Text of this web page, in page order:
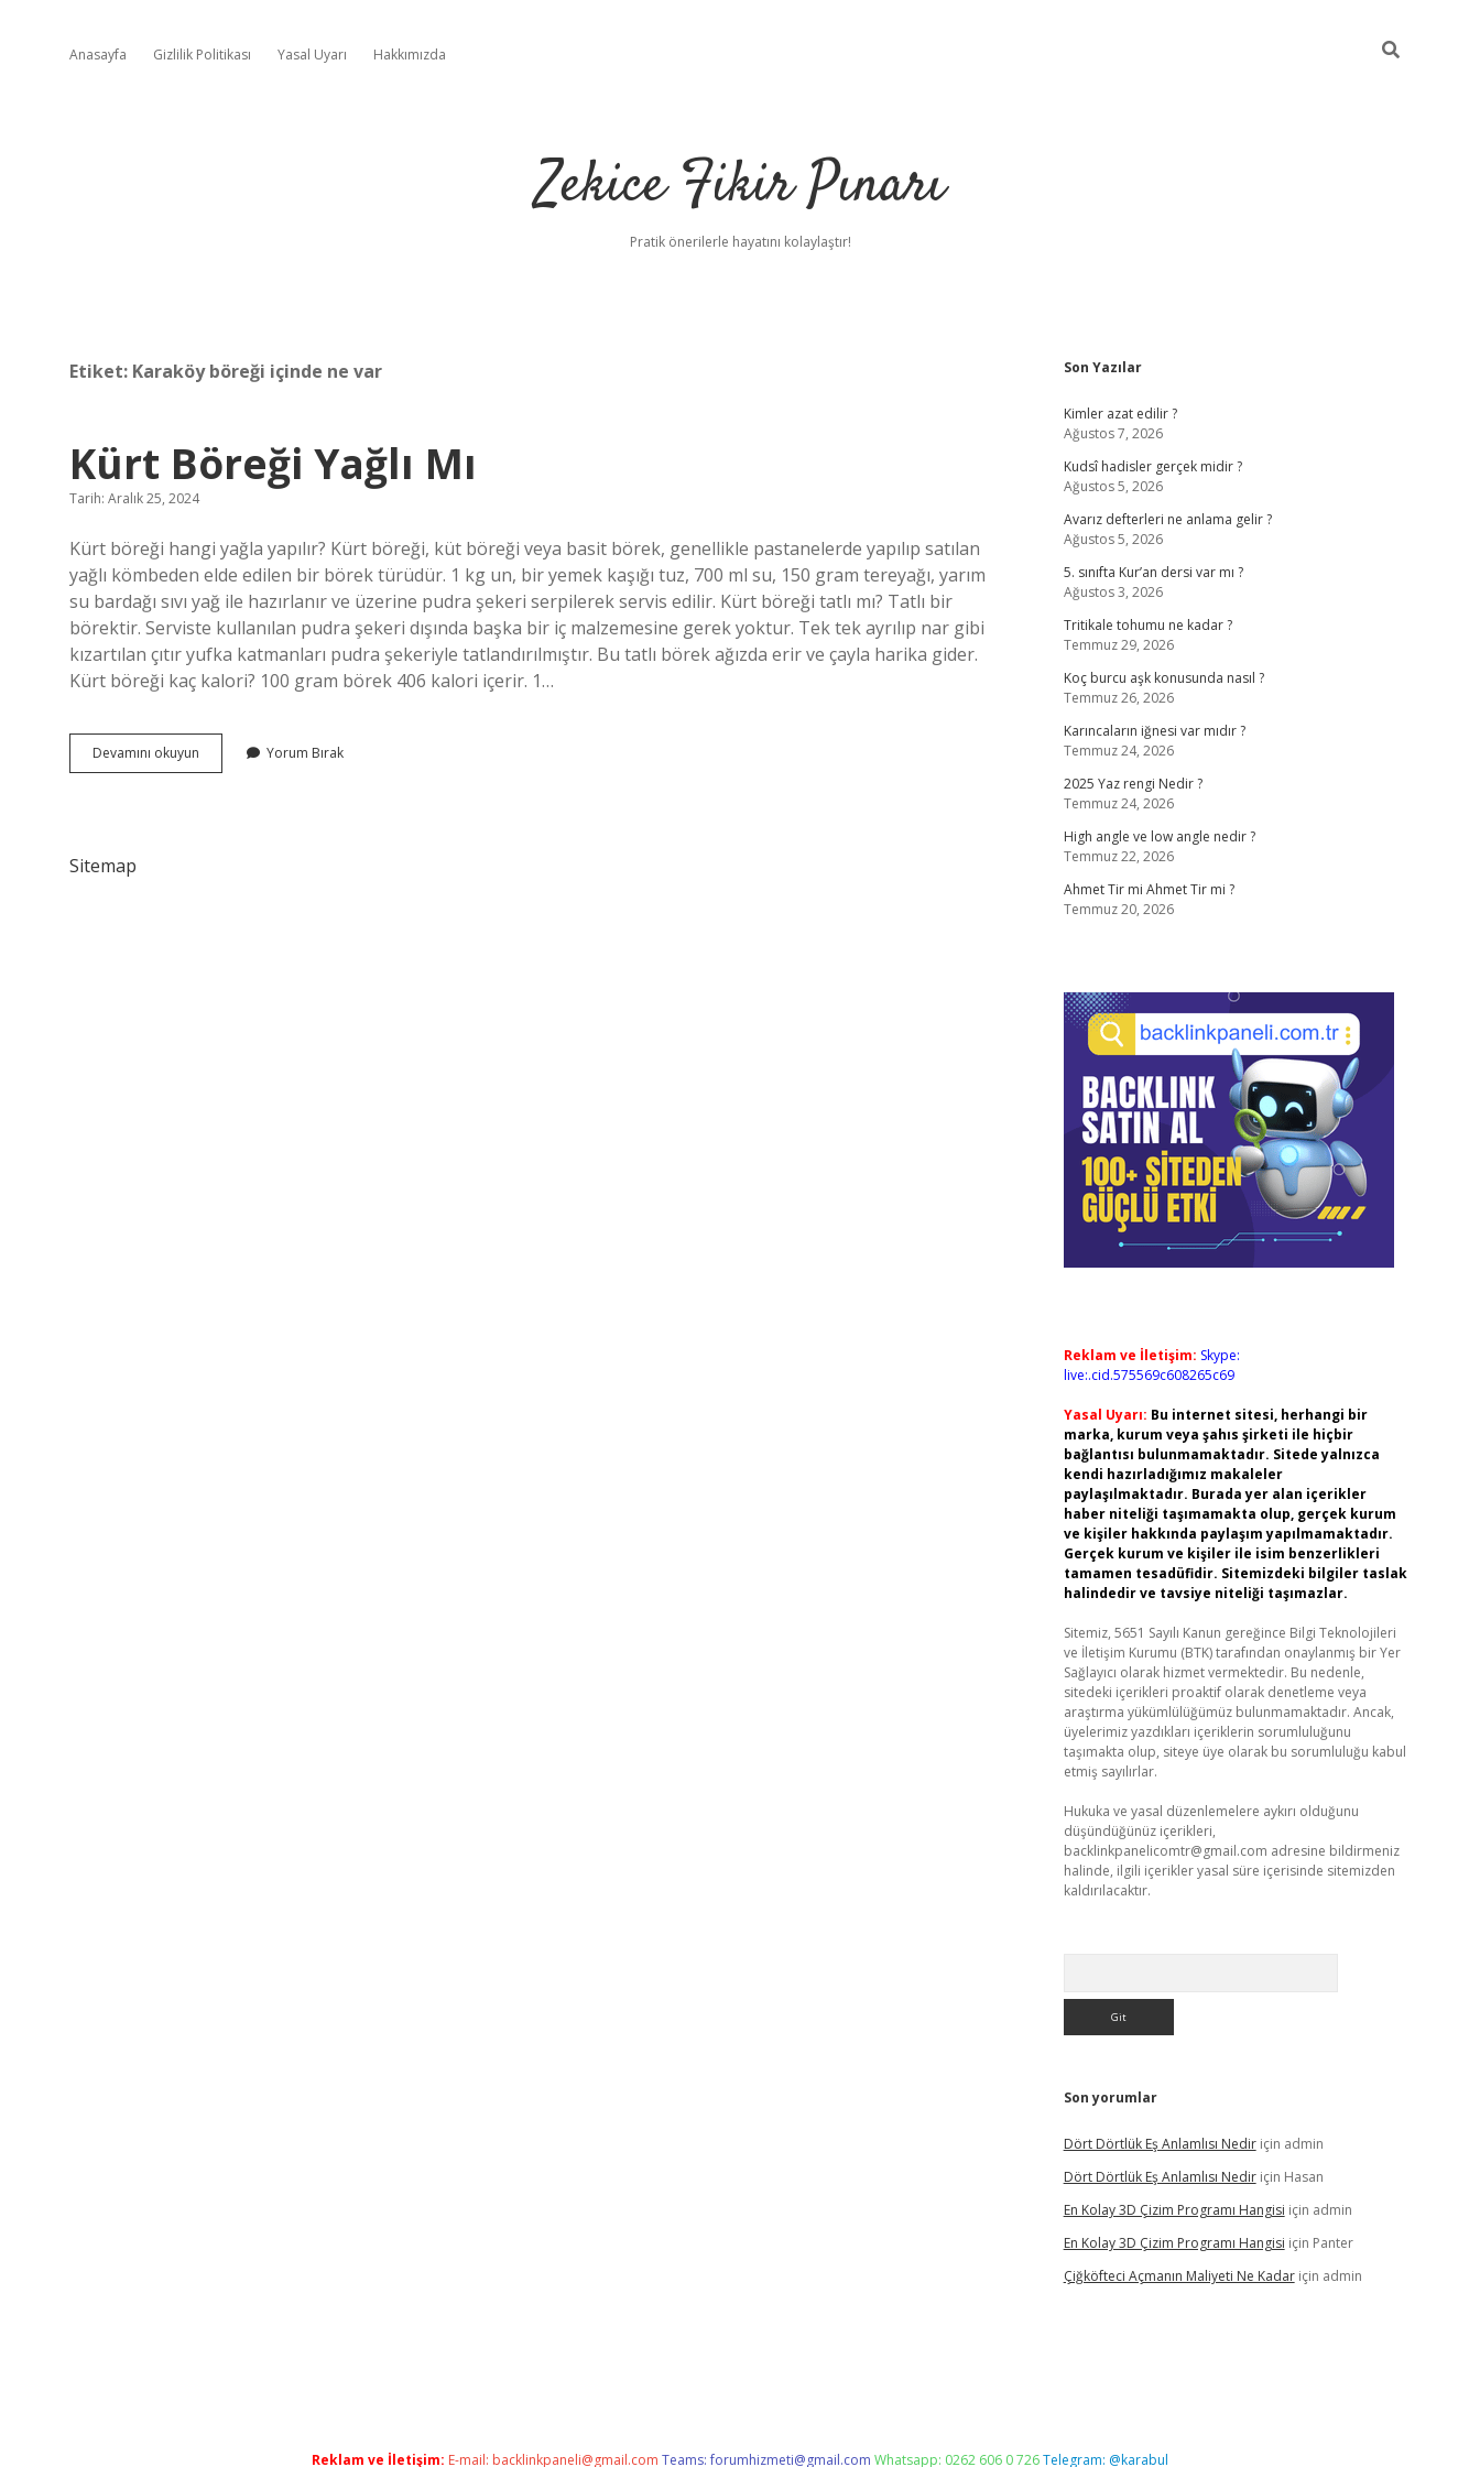
Anasayfa Gizlilik Politikası Yasal Uyarı Hakkımızda
Zekice Fikir Pınarı
Pratik önerilerle hayatını kolaylaştır!
Etiket: Karaköy böreği içinde ne var
Kürt Böreği Yağlı Mı
Tarih: Aralık 25, 2024
Kürt böreği hangi yağla yapılır? Kürt böreği, küt böreği veya basit börek, genellikle pastanelerde yapılıp satılan
yağlı kömbeden elde edilen bir börek türüdür. 1 kg un, bir yemek kaşığı tuz, 700 ml su, 150 gram tereyağı, yarım
su bardağı sıvı yağ ile hazırlanır ve üzerine pudra şekeri serpilerek servis edilir. Kürt böreği tatlı mı? Tatlı bir
börektir. Serviste kullanılan pudra şekeri dışında başka bir iç malzemesine gerek yoktur. Tek tek ayrılıp nar gibi
kızartılan çıtır yufka katmanları pudra şekeriyle tatlandırılmıştır. Bu tatlı börek ağızda erir ve çayla harika gider.
Kürt böreği kaç kalori? 100 gram börek 406 kalori içerir. 1…
Devamını okuyun
Böreği
Yorum Bırak
Sitemap
Sidebar
Son Yazılar
Kimler azat edilir ?
Ağustos 7, 2026
Kudsî hadisler gerçek midir ?
Ağustos 5, 2026
Avarız defterleri ne anlama gelir ?
Ağustos 5, 2026
5. sınıfta Kur’an dersi var mı ?
Ağustos 3, 2026
Tritikale tohumu ne kadar ?
Temmuz 29, 2026
Koç burcu aşk konusunda nasıl ?
Temmuz 26, 2026
Karıncaların iğnesi var mıdır ?
Temmuz 24, 2026
2025 Yaz rengi Nedir ?
Temmuz 24, 2026
High angle ve low angle nedir ?
Temmuz 22, 2026
Ahmet Tir mi Ahmet Tir mi ?
Temmuz 20, 2026
Reklam ve İletişim: Skype:
live:.cid.575569c608265c69
Yasal Uyarı: Bu internet sitesi, herhangi bir
marka, kurum veya şahıs şirketi ile hiçbir
bağlantısı bulunmamaktadır. Sitede yalnızca
kendi hazırladığımız makaleler
paylaşılmaktadır. Burada yer alan içerikler
haber niteliği taşımamakta olup, gerçek kurum
ve kişiler hakkında paylaşım yapılmamaktadır.
Gerçek kurum ve kişiler ile isim benzerlikleri
tamamen tesadüfidir. Sitemizdeki bilgiler taslak
halindedir ve tavsiye niteliği taşımazlar.
Sitemiz, 5651 Sayılı Kanun gereğince Bilgi Teknolojileri
ve İletişim Kurumu (BTK) tarafından onaylanmış bir Yer
Sağlayıcı olarak hizmet vermektedir. Bu nedenle,
sitedeki içerikleri proaktif olarak denetleme veya
araştırma yükümlülüğümüz bulunmamaktadır. Ancak,
üyelerimiz yazdıkları içeriklerin sorumluluğunu
taşımakta olup, siteye üye olarak bu sorumluluğu kabul
etmiş sayılırlar.
Hukuka ve yasal düzenlemelere aykırı olduğunu
düşündüğünüz içerikleri,
backlinkpanelicomtr@gmail.com adresine bildirmeniz
halinde, ilgili içerikler yasal süre içerisinde sitemizden
kaldırılacaktır.
Son yorumlar
Dört Dörtlük Eş Anlamlısı Nediriçin admin
Dört Dörtlük Eş Anlamlısı Nediriçin Hasan
En Kolay 3D Çizim Programı Hangisi için admin
En Kolay 3D Çizim Programı Hangisi için Panter
Çiğköfteci Açmanın Maliyeti Ne Kadariçin admin
Reklam ve İletişim: E-mail: backlinkpaneli@gmail.com Teams:forumhizmeti@gmail.com Whatsapp: 0262 606 0 726Telegram: @karabul